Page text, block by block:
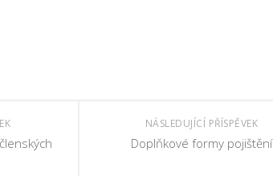
NÁSLEDUJÍCÍ PŘÍSPĚVEK
Doplňkové formy pojištění